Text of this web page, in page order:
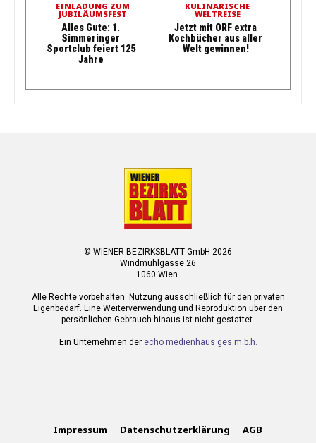
EINLADUNG ZUM
JUBILÄUMSFEST
Alles Gute: 1.
Simmeringer
Sportclub feiert 125
Jahre
KULINARISCHE
WELTREISE
Jetzt mit ORF extra
Kochbücher aus aller
Welt gewinnen!
© WIENER BEZIRKSBLATT GmbH 2026
Windmühlgasse 26
1060 Wien.
Alle Rechte vorbehalten. Nutzung ausschließlich für den privaten
Eigenbedarf. Eine Weiterverwendung und Reproduktion über den
persönlichen Gebrauch hinaus ist nicht gestattet.
Ein Unternehmen der echo medienhaus ges.m.b.h.
Impressum Datenschutzerklärung AGB